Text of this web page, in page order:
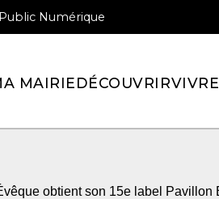
Numérique
MAIRIEDÉCOUVRIRVIVRE
obtient son 15e label Pavillon